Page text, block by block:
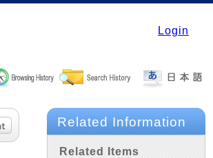
Login
Related Information
Related Items